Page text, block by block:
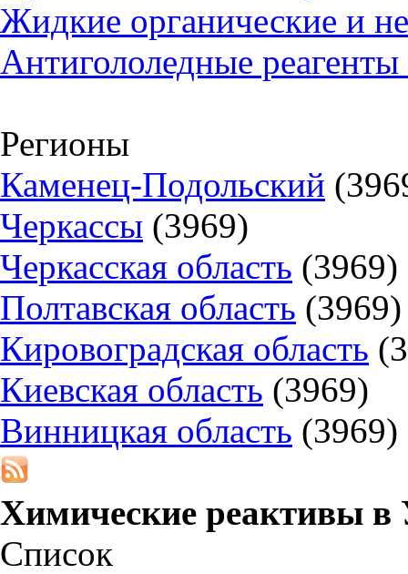
Жидкие органические и
Антигололедные
Регионы
Каменец-Подольский
Черкассы (3969)
Черкасская область (3969)
Полтавская область (3969)
Кировоградская область
Киевская область (3969)
Винницкая область (3969)
Химические реактивы в
Список